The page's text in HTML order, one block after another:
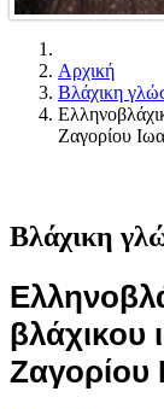
Αρχική
Βλάχικη
Ζαγορίου
Βλάχικη
βλάχικου
Ζαγορίου